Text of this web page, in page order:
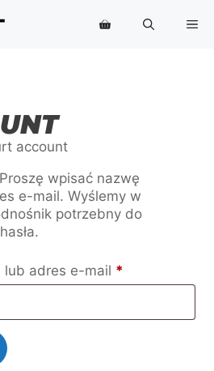
account
wpisać nazwę
e-mail. Wyślemy w
potrzebny do
lub adres e-mail *